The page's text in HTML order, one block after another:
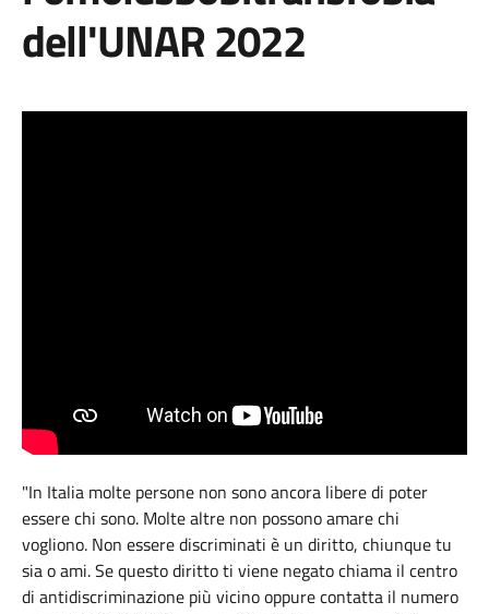
dell'UNAR 2022
"In Italia molte persone non sono ancora libere di poter
essere chi sono. Molte altre non possono amare chi
vogliono. Non essere discriminati è un diritto, chiunque tu
sia o ami. Se questo diritto ti viene negato chiama il centro
di antidiscriminazione più vicino oppure contatta il numero